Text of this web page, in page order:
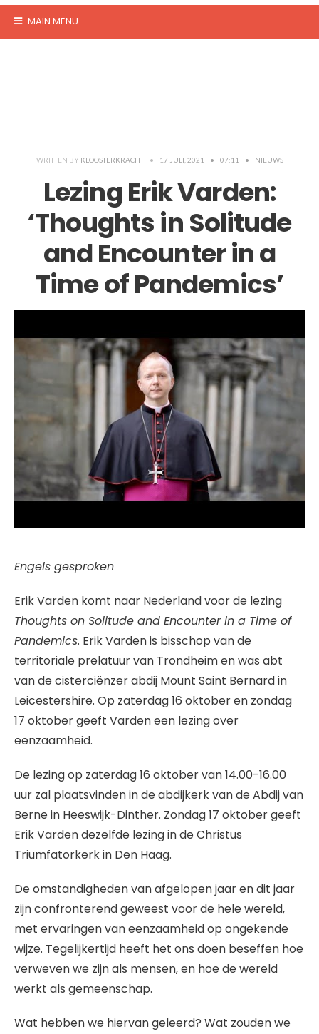
MAIN MENU
WRITTEN BY KLOOSTERKRACHT • 17 JULI, 2021 • 07:11 • NIEUWS
Lezing Erik Varden:
‘Thoughts in Solitude
and Encounter in a
Time of Pandemics’
Engels gesproken
Erik Varden komt naar Nederland voor de lezing
Thoughts on Solitude and Encounter in a Time of
Pandemics. Erik Varden is bisschop van de
territoriale prelatuur van Trondheim en was abt
van de cisterciënzer abdij Mount Saint Bernard in
Leicestershire. Op zaterdag 16 oktober en zondag
17 oktober geeft Varden een lezing over
eenzaamheid.
De lezing op zaterdag 16 oktober van 14.00-16.00
uur zal plaatsvinden in de abdijkerk van de Abdij van
Berne in Heeswijk-Dinther. Zondag 17 oktober geeft
Erik Varden dezelfde lezing in de Christus
Triumfatorkerk in Den Haag.
De omstandigheden van afgelopen jaar en dit jaar
zijn confronterend geweest voor de hele wereld,
met ervaringen van eenzaamheid op ongekende
wijze. Tegelijkertijd heeft het ons doen beseffen hoe
verweven we zijn als mensen, en hoe de wereld
werkt als gemeenschap.
Wat hebben we hiervan geleerd? Wat zouden we